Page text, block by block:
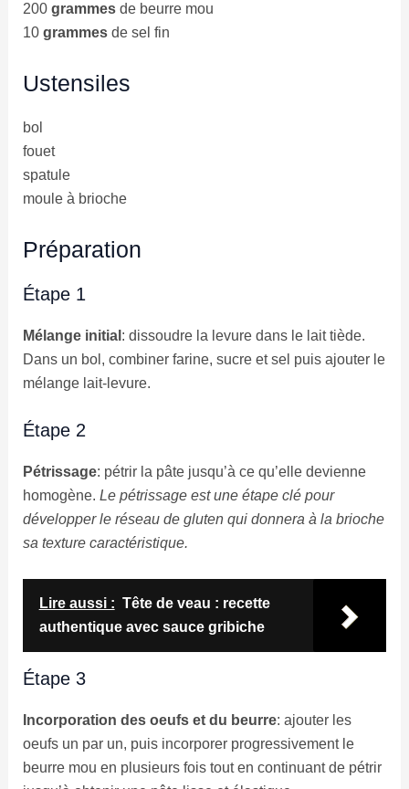
200 grammesde beurre mou
10 grammesde sel fin
Ustensiles
bol
fouet
spatule
moule à brioche
Préparation
Étape 1
Mélange initial : dissoudre la levure dans le lait tiède.
Dans un bol, combiner farine, sucre et sel puis ajouter le
mélange lait-levure.
Étape 2
Pétrissage: pétrir la pâte jusqu’à ce qu’elle devienne
homogène. Le pétrissage est une étape clé pour
développer le réseau de gluten qui donnera à la brioche
sa texture caractéristique.
Lire aussi : Tête de veau : recette
authentique avec sauce gribiche
Étape 3
Incorporation des oeufs et du beurre: ajouter les
oeufs un par un, puis incorporer progressivement le
beurre mou en plusieurs fois tout en continuant de pétrir